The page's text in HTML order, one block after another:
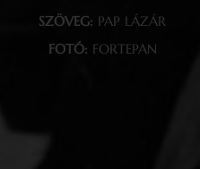
SZÖVEG: PAP LÁZÁR
FOTÓ: FORTEPAN